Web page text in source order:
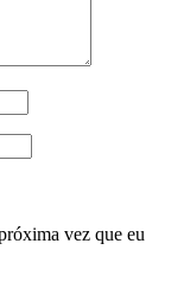
vez que eu